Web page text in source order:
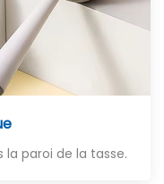
la paroi de la tasse.